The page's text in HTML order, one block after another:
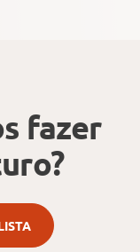
fazer